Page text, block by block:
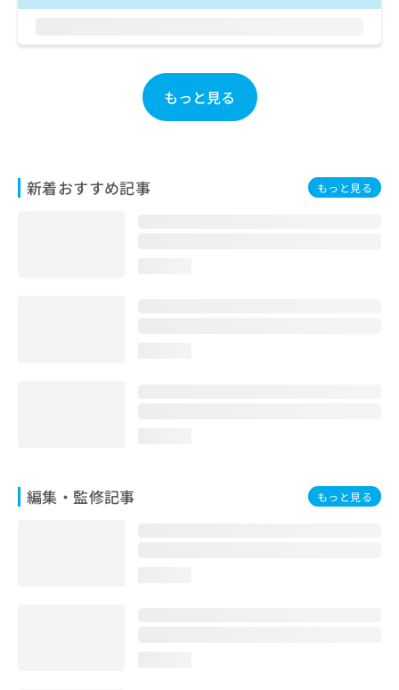
もっと見る
新着おすすめ記事 もっと見る
編集・監修記事 もっと見る
お
い